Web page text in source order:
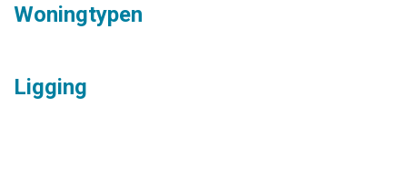
Woningtypen
Ligging